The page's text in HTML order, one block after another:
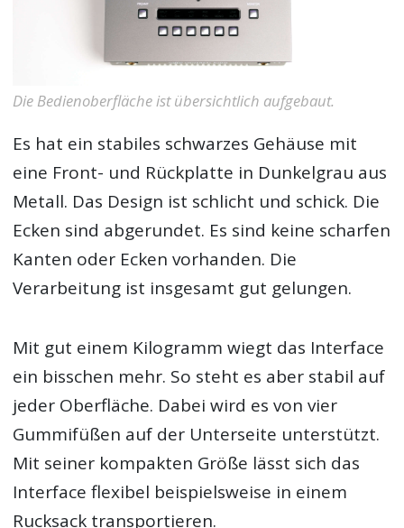
Die Bedienoberfläche ist übersichtlich aufgebaut.
Es hat ein stabiles schwarzes Gehäuse mit
eine Front- und Rückplatte in Dunkelgrau aus
Metall. Das Design ist schlicht und schick. Die
Ecken sind abgerundet. Es sind keine scharfen
Kanten oder Ecken vorhanden. Die
Verarbeitung ist insgesamt gut gelungen.
Mit gut einem Kilogramm wiegt das Interface
ein bisschen mehr. So steht es aber stabil auf
jeder Oberfläche. Dabei wird es von vier
Gummifüßen auf der Unterseite unterstützt.
Mit seiner kompakten Größe lässt sich das
Interface flexibel beispielsweise in einem
Rucksack transportieren.